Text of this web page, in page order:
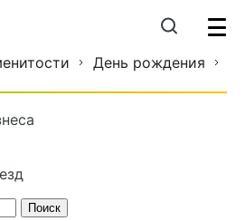
День рождения